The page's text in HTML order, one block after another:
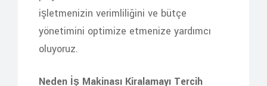
işletmenizin verimliliğini ve bütçe
yönetimini optimize etmenize yardımcı
oluyoruz.
Neden İş Makinası Kiralamayı Tercih